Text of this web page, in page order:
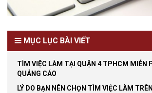
MỤC LỤC BÀI VIẾT
TÌM VIỆC LÀM TẠI QUẬN 4 TPHCM MIỄN
QUẢNG CÁO
LÝ DO BẠN NÊN CHỌN TÌM VIỆC LÀM